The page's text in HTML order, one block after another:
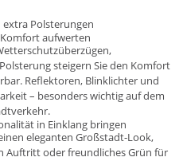
Polsterungen
Komfort aufwerten
steigern Sie den Komfort
Reflektoren, Blinklichter und
– besonders wichtig auf dem
in Einklang bringen
eleganten Großstadt-Look,
Auftritt oder freundliches Grün für